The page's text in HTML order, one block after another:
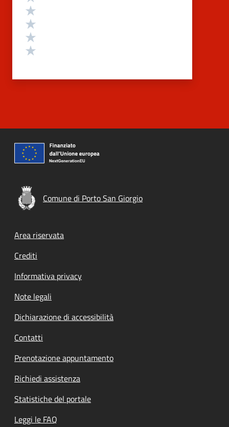
Comune di Porto San Giorgio
Footer menu
Area riservata
Crediti
Informativa privacy
Note legali
Dichiarazione di accessibilità
Contatti
Prenotazione appuntamento
Richiedi assistenza
Statistiche del portale
Leggi le FAQ